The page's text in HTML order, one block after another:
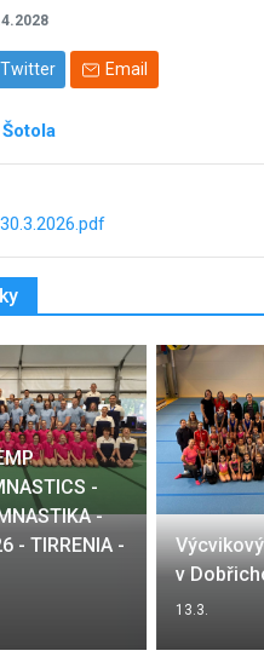
Twitter Email
-
-
- TIRRENIA -
v
13.3.